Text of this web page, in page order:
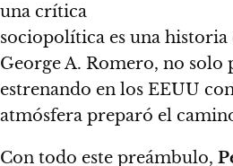
una crítica
sociopolítica es una
George A. Romero, no solo
estrenando en los EEUU
atmósfera preparó el
Con todo este preámbulo,